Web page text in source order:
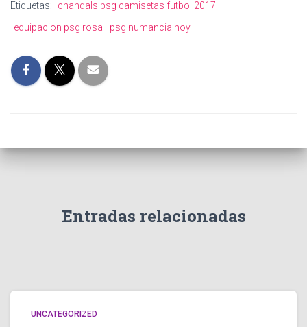
Etiquetas:
chandals psg camisetas futbol 2017
equipacion psg rosa
psg numancia hoy
Entradas relacionadas
UNCATEGORIZED